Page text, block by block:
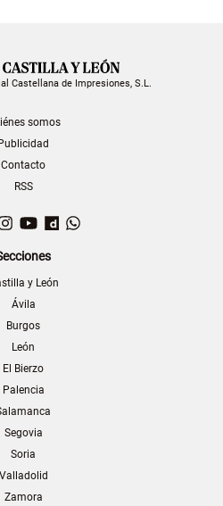
Castellana de Impresiones, S.L.
somos
Contacto
RSS
Instagram
YouTubeDailymotion
y León
Ávila
Burgos
León
El Bierzo
Palencia
Segovia
Soria
Valladolid
Zamora